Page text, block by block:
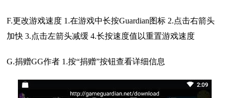
F.更改游戏速度 1.在游戏中长按Guardian图标 2.点击右箭头
加快 3.点击左箭头减缓 4.长按速度值以重置游戏速度
G.捐赠GG作者 1.按“捐赠”按钮查看详细信息